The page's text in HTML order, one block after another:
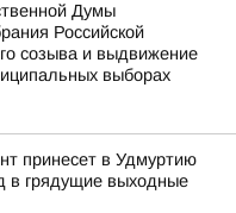
Думы
Российской
созыва и выдвижение
выборах
принесет в Удмуртию
в грядущие выходные